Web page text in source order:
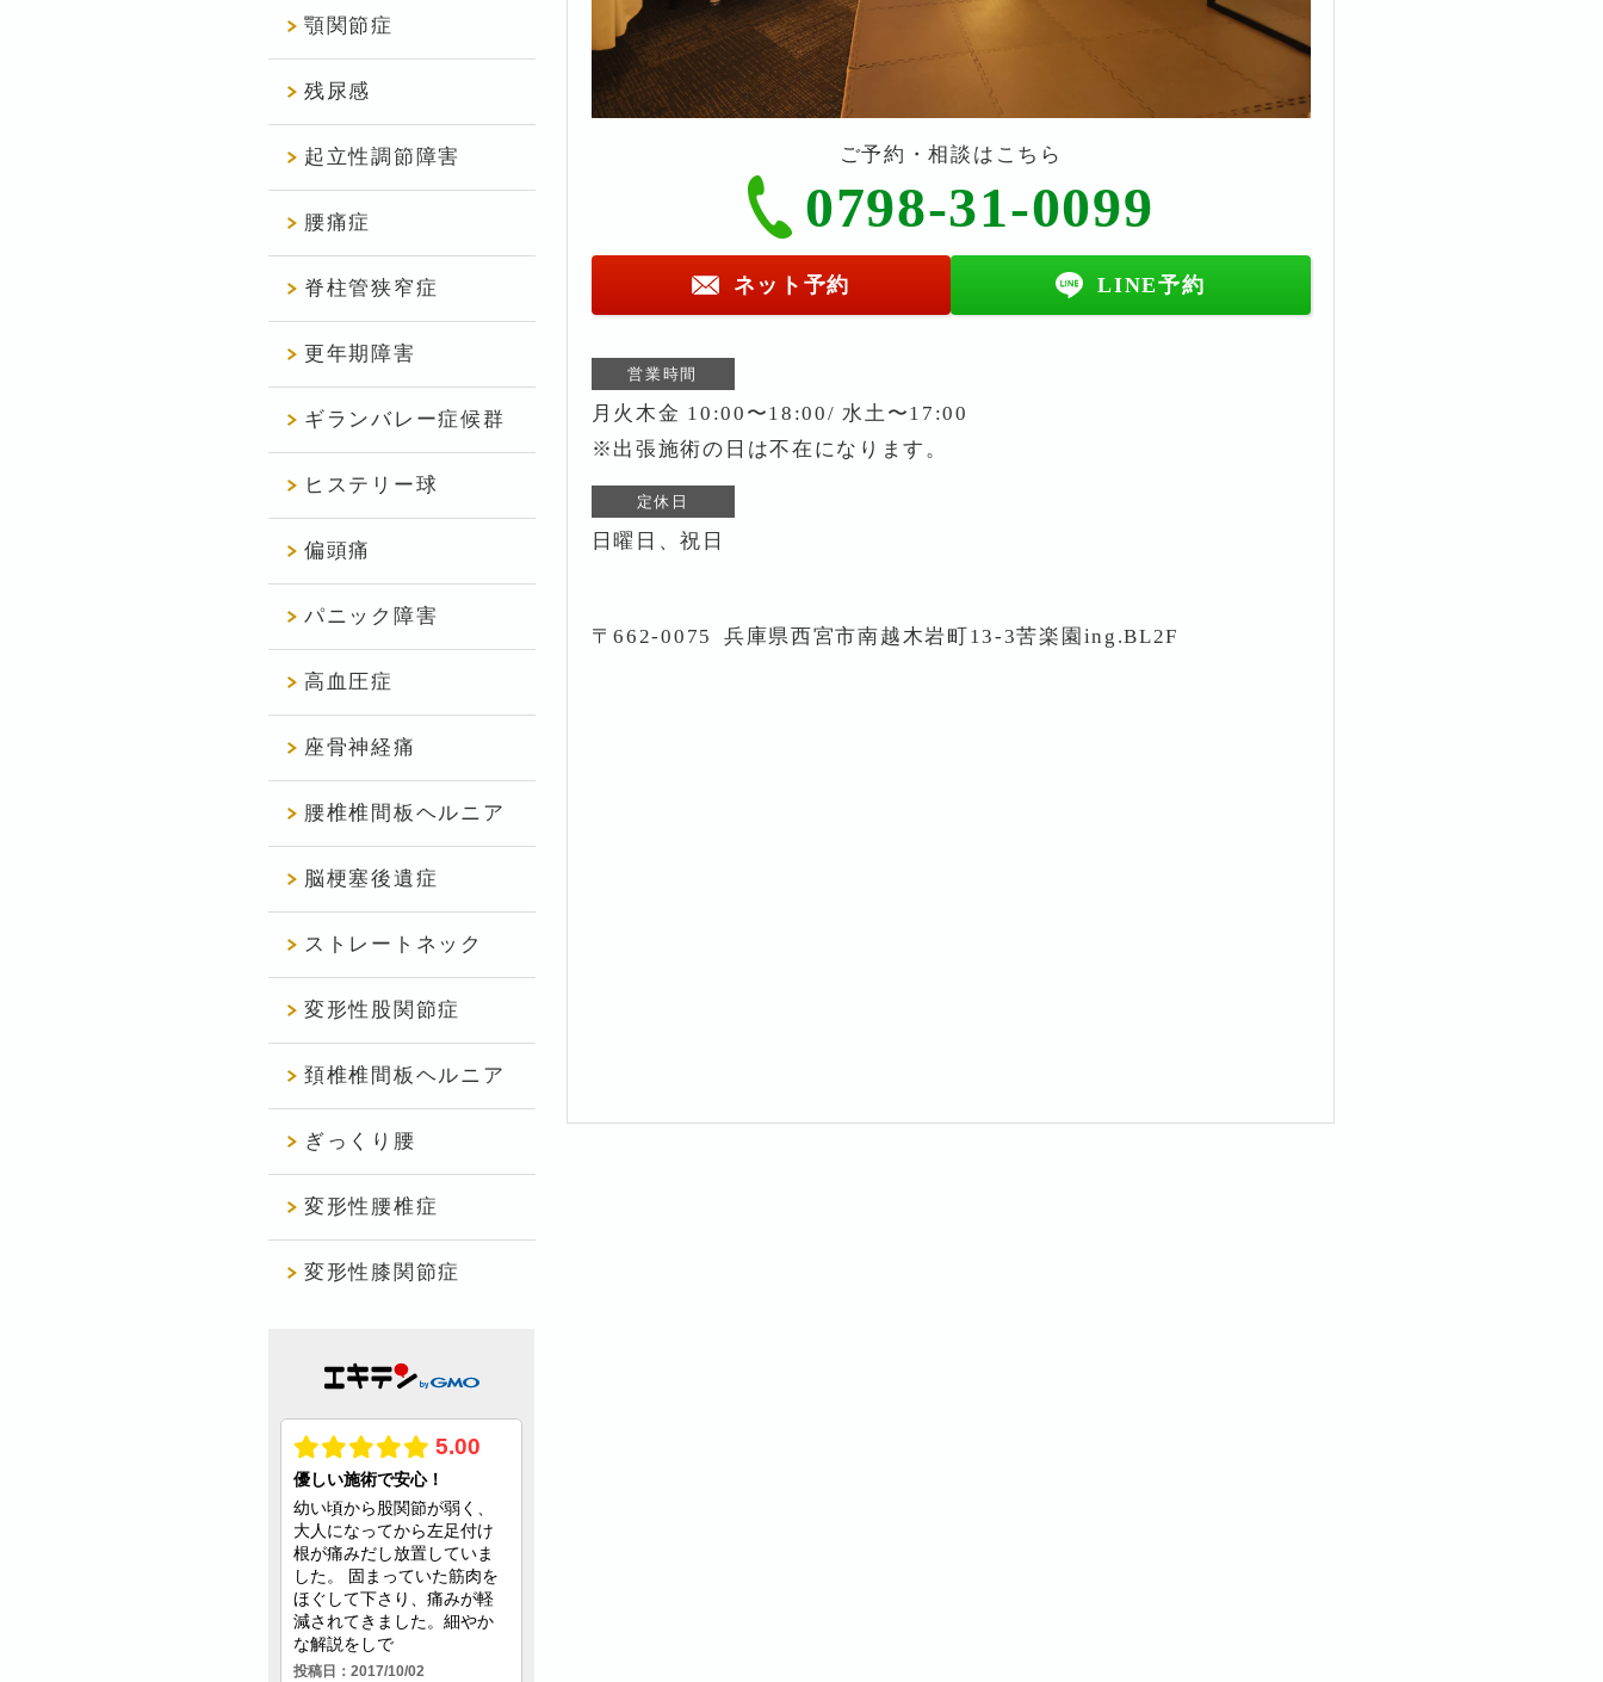
ご予約・相談はこちら
0798-31-0099
ネット予約 LINE予約
営業時間
月火木金 10:00〜18:00/ 水土〜17:00
※出張施術の日は不在になります。
定休日
日曜日、祝日
〒662-0075 兵庫県西宮市南越木岩町13-3苦楽園ing.BL2F
顎関節症
残尿感
起立性調節障害
腰痛症
脊柱管狭窄症
更年期障害
ギランバレー症候群
ヒステリー球
偏頭痛
パニック障害
高血圧症
座骨神経痛
腰椎椎間板ヘルニア
脳梗塞後遺症
ストレートネック
変形性股関節症
頚椎椎間板ヘルニア
ぎっくり腰
変形性腰椎症
変形性膝関節症